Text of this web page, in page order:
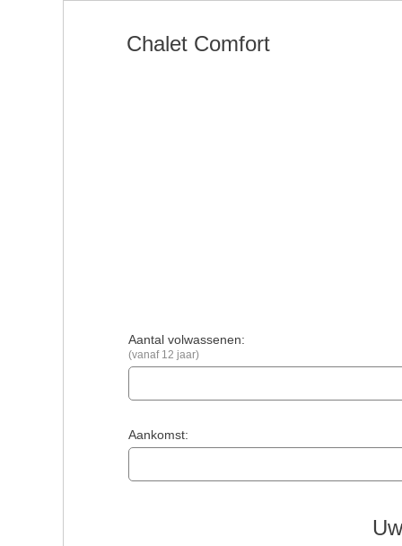
Chalet Comfort
Aantal volwassenen:
(vanaf 12 jaar)
Aankomst: